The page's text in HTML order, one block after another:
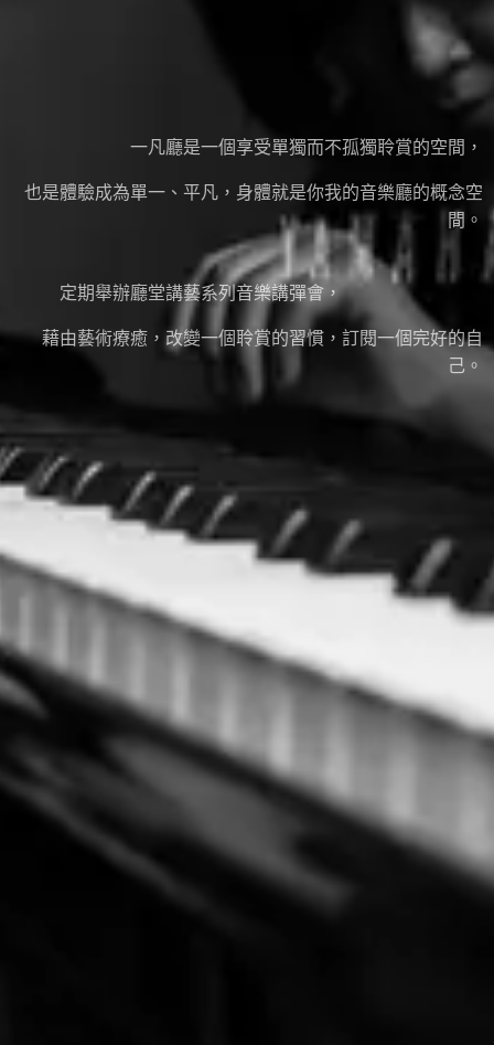
一凡廳是一個享受單獨而不孤獨聆賞的空間，
也是體驗成為單一、平凡，身體就是你我的音樂廳的概念空
間。
定期舉辦廳堂講藝系列音樂講彈會，
藉由藝術療癒，改變一個聆賞的習慣，訂閱一個完好的自
己。